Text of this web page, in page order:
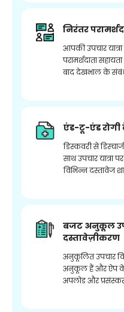
निरंतर
आपकी उपचार
परामर्शदाता
बाद देखभाल के संबंध
एंड-टू-एंड
डिस्कवरी से
साथ उपचार यात्रा
विभिन्न दस्तावेज
बजट अनुकूल
दस्तावेज़ीकरण
अनुकूलित उपचार
अनुकूल हैं और ऐप के
अपलोड और